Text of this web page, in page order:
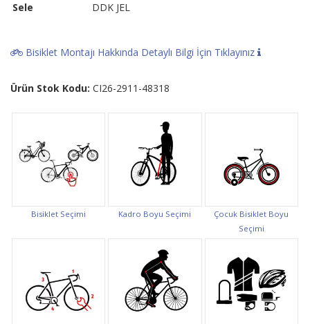
Sele
DDK JEL
Bisiklet Montajı Hakkında Detaylı Bilgi İçin Tıklayınız
Ürün Stok Kodu: CI26-2911-48318
Bisiklet Seçimi Kadro Boyu Seçimi
Çocuk Bisiklet Boyu
Seçimi